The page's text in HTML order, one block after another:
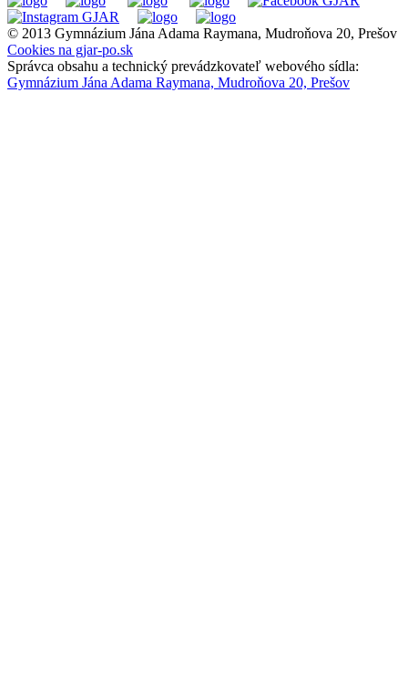
© 2013 Gymnázium Jána Adama Raymana, Mudroňova 20, Prešov
Cookies na gjar-po.sk
Správca obsahu a technický prevádzkovateľ webového sídla:
Gymnázium Jána Adama Raymana, Mudroňova 20, Prešov